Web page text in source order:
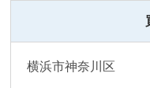
横浜市神奈川区